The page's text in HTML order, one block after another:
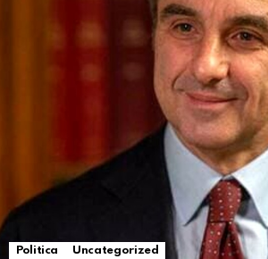
Politica Uncategorized